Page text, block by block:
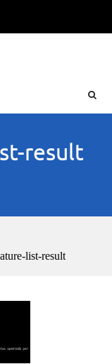
result
list-result